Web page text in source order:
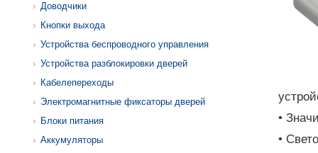
Доводчики
Кнопки выхода
Устройства беспроводного управления
Устройства разблокировки дверей
Кабелепереходы
Электромагнитные фиксаторы дверей
Блоки питания
Аккумуляторы
•
•